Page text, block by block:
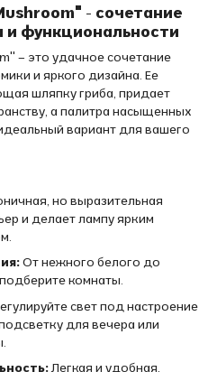
- сочетание
и функциональности
– это удачное сочетание
и яркого дизайна. Ее
шляпку гриба, придает
а палитра насыщенных
вариант для вашего
но выразительная
и делает лампу ярким
От нежного белого до
комнаты.
свет под настроение
для вечера или
Легкая и удобная,